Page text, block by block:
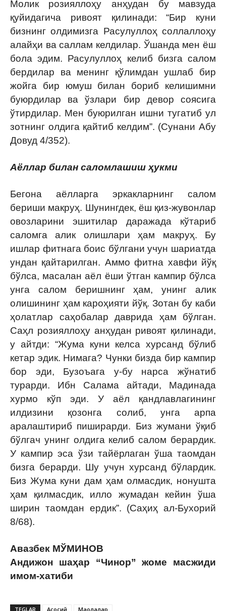
Молик розияллоҳу анҳудан бу мавзуда
қуйидагича ривоят қилинади: “Бир куни
бизнинг олдимизга Расулуллоҳ соллаллоҳу
алайҳи ва саллам келдилар. Ўшанда мен ёш
бола эдим. Расулуллоҳ келиб бизга салом
бердилар ва менинг қўлимдан ушлаб бир
жойга бир юмуш билан бориб келишимни
буюрдилар ва ўзлари бир девор соясига
ўтирдилар. Мен буюрилган ишни тугатиб ул
зотнинг олдига қайтиб келдим”. (Сунани Абу
Довуд 4/352).
Аёллар билан саломлашиш ҳукми
Бегона аёлларга эркакларнинг салом
бериши макруҳ. Шунингдек, ёш қиз-жувонлар
овозларини эшитилар даражада кўтариб
саломга алик олишлари ҳам макруҳ. Бу
ишлар фитнага боис бўлгани учун шариатда
ундан қайтарилган. Аммо фитна хавфи йўқ
бўлса, масалан аёл ёши ўтган кампир бўлса
унга салом беришнинг ҳам, унинг алик
олишининг ҳам кароҳияти йўқ. Зотан бу каби
ҳолатлар саҳобалар даврида ҳам бўлган.
Саҳл розияллоҳу анҳудан ривоят қилинади,
у айтди: “Жума куни келса хурсанд бўлиб
кетар эдик. Нимага? Чунки бизда бир кампир
бор эди, Бузоъага у-бу нарса жўнатиб
турарди. Ибн Салама айтади, Мадинада
хурмо кўп эди. У аёл қандлавлагининг
илдизини қозонга солиб, унга арпа
аралаштириб пиширарди. Биз жумани ўқиб
бўлгач унинг олдига келиб салом берардик.
У кампир эса ўзи тайёрлаган ўша таомдан
бизга берарди. Шу учун хурсанд бўлардик.
Биз Жума куни дам ҳам олмасдик, нонушта
ҳам қилмасдик, илло жумадан кейин ўша
ширин таомдан ердик”. (Саҳиҳ ал-Бухорий
8/68).
Авазбек МЎМИНОВ
Андижон шаҳар “Чинор” жоме масжиди
имом-хатиби
TEGLAR Асосий Мақолалар